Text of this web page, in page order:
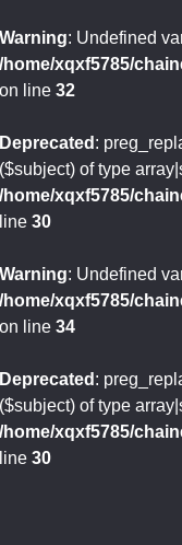
Warning: Undefined
/home/xqxf5785/
on line 32
Deprecated :
($subject) of type
/home/xqxf5785/
line 30
Warning: Undefined
/home/xqxf5785/
on line 34
Deprecated :
($subject) of type
/home/xqxf5785/
line 30